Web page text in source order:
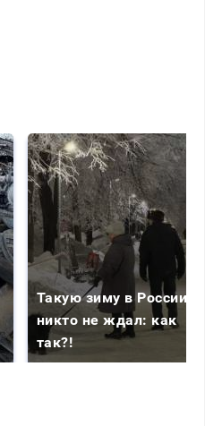
Такую зиму в России
никто не ждал: как
так?!